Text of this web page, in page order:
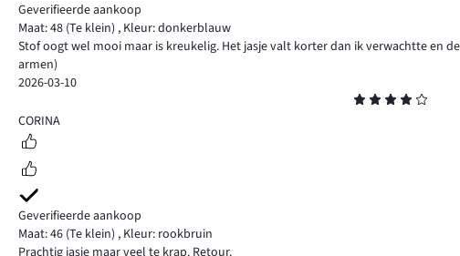
Geverifieerde aankoop
Maat: 48 (Te klein) , Kleur: donkerblauw
Stof oogt wel mooi maar is kreukelig. Het jasje valt korter dan ik verwachtte en
armen)
2026-03-10
4
CORINA
Geverifieerde aankoop
Maat: 46 (Te klein) , Kleur: rookbruin